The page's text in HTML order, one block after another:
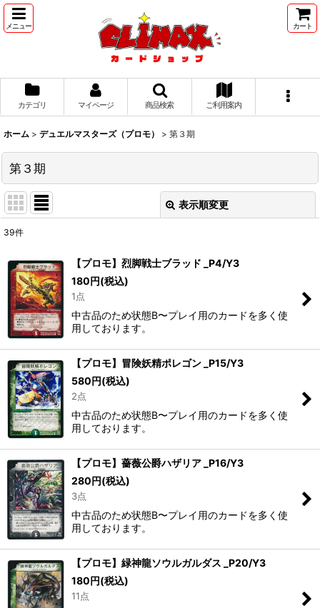
メニュー カート
カテゴリ マイページ 商品検索 ご利用案内
ホーム > デュエルマスターズ（プロモ） > 第３期
第３期
表示順変更
並び順:
絞り込む
39件
【プロモ】烈脚戦士ブラッド _P4/Y3
180円(税込)
1点
中古品のため状態B〜プレイ用のカードを多く使
用しております。
【プロモ】冒険妖精ポレゴン _P15/Y3
580円(税込)
2点
中古品のため状態B〜プレイ用のカードを多く使
用しております。
【プロモ】薔薇公爵ハザリア _P16/Y3
280円(税込)
3点
中古品のため状態B〜プレイ用のカードを多く使
用しております。
【プロモ】緑神龍ソウルガルダス _P20/Y3
180円(税込)
11点